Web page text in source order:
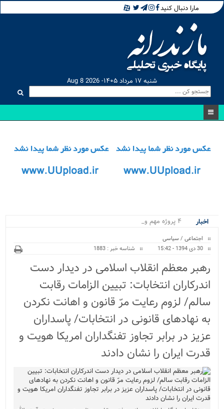
مارا دنبال کنید
شنبه ۱۷ مرداد ۱۴۰۵- Aug 8 2026
اخبار
۴ پروژه مهم و حیاتی نو.
اجتماعی / سیاسی
30 دی 1394 - 15:42
شناسه خبر : 1883
رهبر معظم انقلاب اسلامی در دیدار دست
اندرکاران انتخابات: تبیین الزامات رقابت
سالم/ لزوم رعایت مرّ قانون و اهانت نکردن
به نهادهای قانونی در انتخابات/ پاسداران
عزیز در برابر تجاوز تفنگداران امریکا هویت و
قدرت ایران را نشان دادند